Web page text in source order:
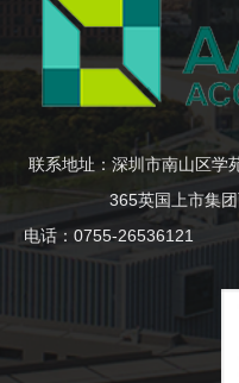
联系地址：深圳市南山区学
365英国上市集团丽
电话：0755-26536121